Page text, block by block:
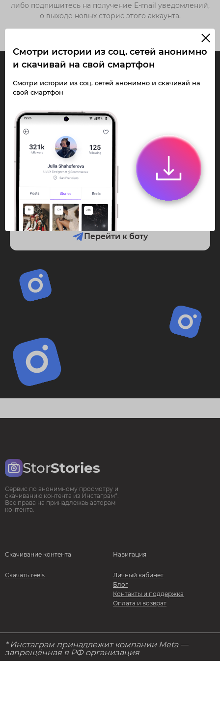
либо подпишитесь на получение E-mail уведомлений,
о выходе новых сторис этого аккаунта.
InstaPie
Смотри Stories и
скачивай Reels без
ограничений!
Переходи в ИнстаПай бот - смотри и
скачивайStories
анонимно в чате
или Telegram-приложении.
Быстро, просто и удобно.
Перейти к боту
StorStories
Сервис по анонимному просмотру и
скачиванию контента из Инстаграм*.
Все права на принадлежаь авторам
контента.
Скачивание контента
Скачать reels
Навигация
Личный кабинет
Блог
Контакты и поддержка
Оплата и возврат
* Инстаграм принадлежит компании Meta —
запрещённая в РФ организация
Смотри истории из соц. сетей анонимно
и скачивай на свой смартфон
Смотри истории из соц. сетей анонимно и скачивай на
свой смартфон